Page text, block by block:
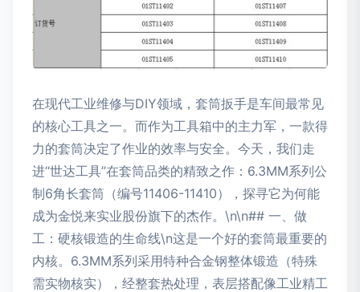
在现代工业维修与DIY领域，套筒扳手是车间最常见
的核心工具之一。而作为工具箱中的主力军，一款得
力的套筒决定了作业的效率与安全。今天，我们走
进“世达工具”在套筒品类的精致之作：6.3MM系列公
制6角长套筒（编号11406-11410），探寻它为何能
成为金悦来实业股份旗下的杰作。\n\n## 一、做
工：硬核锻造的生命线\n这是一个好的套筒最重要的
内核。6.3MM系列采用特种合金钢整体锻造（特殊
需实物核实），经整套热处理，表层搭配像工业精工